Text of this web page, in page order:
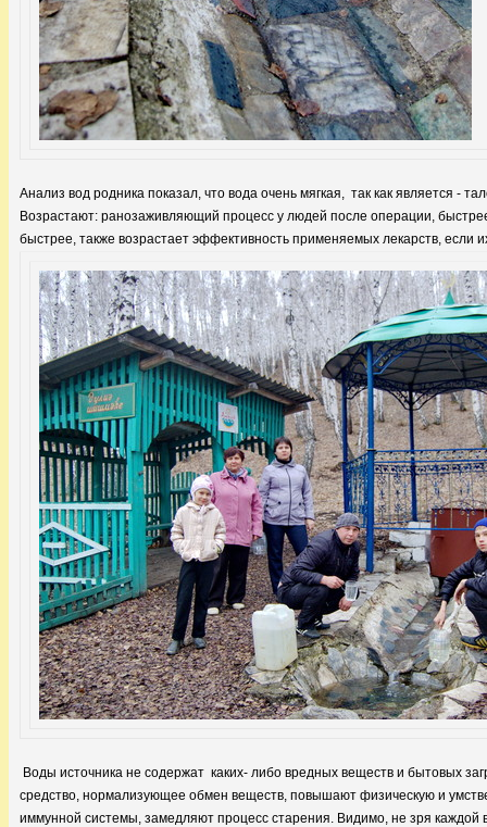
Анализ вод родника показал, что вода очень мягкая, так как является -
Возрастают: ранозаживляющий процесс у людей после операции,
быстрее, также возрастает эффективность применяемых лекарств, если
Воды источника не содержат каких- либо вредных веществ и бытовых
средство, нормализующее обмен веществ, повышают физическую и
иммунной системы, замедляют процесс старения. Видимо, не зря каждой